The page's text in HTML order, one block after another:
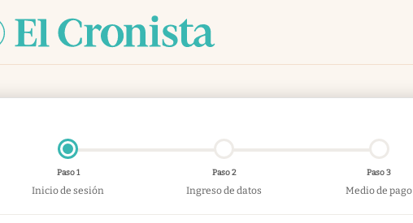
Paso 1
Inicio de sesión
Paso 2
Ingreso de datos
Paso 3
Medio de pago